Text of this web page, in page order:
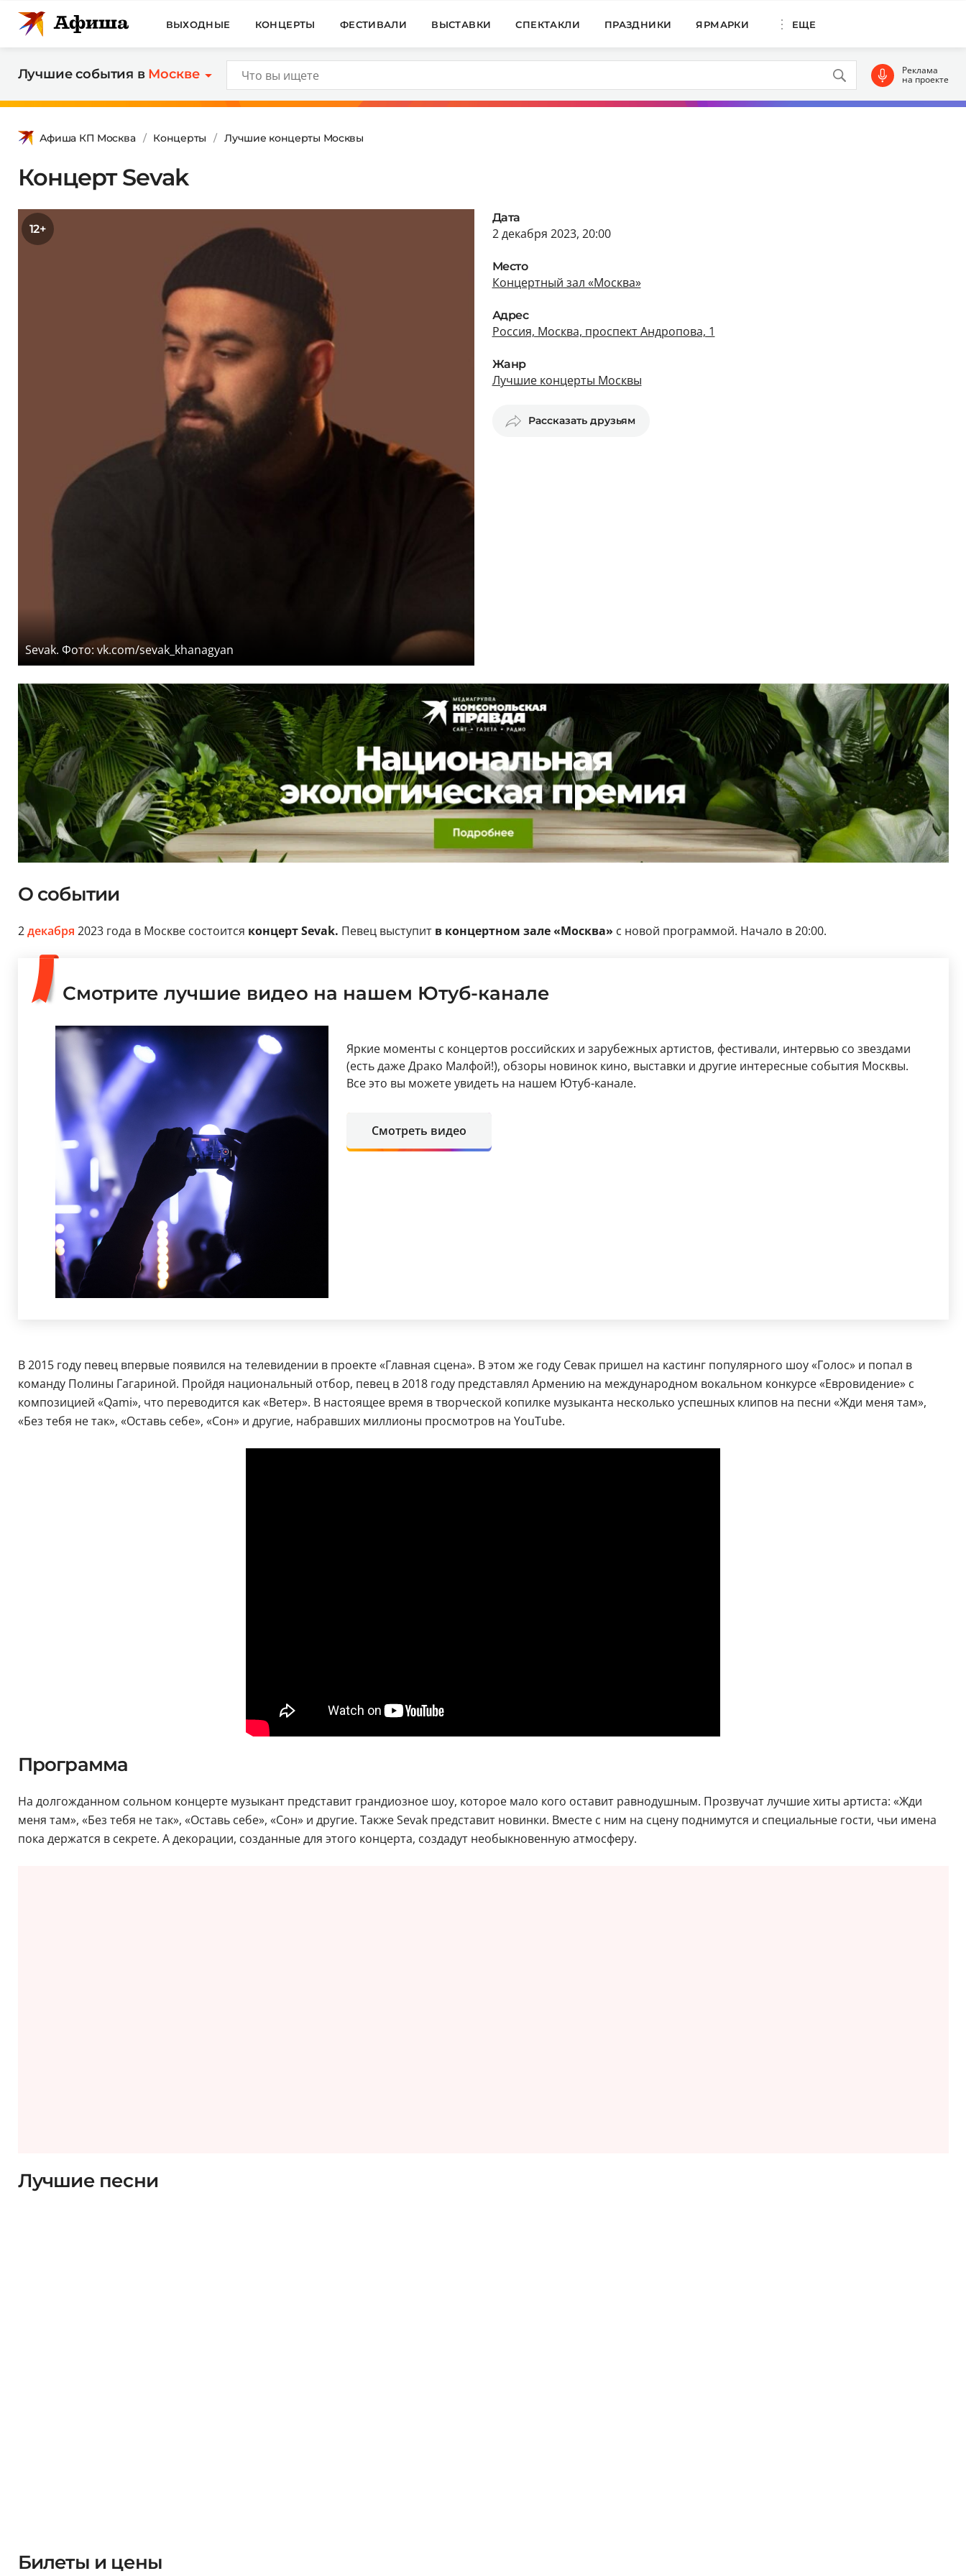
ВЫХОДНЫЕ КОНЦЕРТЫ ФЕСТИВАЛИ ВЫСТАВКИ СПЕКТАКЛИ ПРАЗДНИКИ ЯРМАРКИ ЕЩЕ
Лучшие события в Москве Реклама
на проекте
Афиша КП Москва Концерты Лучшие концерты Москвы
Концерт Sevak
12+
Sevak. Фото: vk.com/sevak_khanagyan
Дата
2 декабря 2023, 20:00
Место
Концертный зал «Москва»
Адрес
Россия, Москва, проспект Андропова, 1
Жанр
Лучшие концерты Москвы
Рассказать друзьям
О событии
2декабря 2023 года в Москве состоится концерт Sevak. Певец выступит в концертном зале «Москва» с новой программой. Начало в 20:00.
Смотрите лучшие видео на нашем Ютуб-канале
Яркие моменты с концертов российских и зарубежных артистов, фестивали, интервью со звездами
(есть даже Драко Малфой!), обзоры новинок кино, выставки и другие интересные события Москвы.
Все это вы можете увидеть на нашем Ютуб-канале.
Смотреть видео
В 2015 году певец впервые появился на телевидении в проекте «Главная сцена». В этом же году Севак пришел на кастинг популярного шоу «Голос» и попал в
команду Полины Гагариной. Пройдя национальный отбор, певец в 2018 году представлял Армению на международном вокальном конкурсе «Евровидение» с
композицией «Qami», что переводится как «Ветер». В настоящее время в творческой копилке музыканта несколько успешных клипов на песни «Жди меня там»,
«Без тебя не так», «Оставь себе», «Сон» и другие, набравших миллионы просмотров на YouTube.
Программа
На долгожданном сольном концерте музыкант представит грандиозное шоу, которое мало кого оставит равнодушным. Прозвучат лучшие хиты артиста: «Жди
меня там», «Без тебя не так», «Оставь себе», «Сон» и другие. Также Sevak представит новинки. Вместе с ним на сцену поднимутся и специальные гости, чьи имена
пока держатся в секрете. А декорации, созданные для этого концерта, создадут необыкновенную атмосферу.
Лучшие песни
Билеты и цены